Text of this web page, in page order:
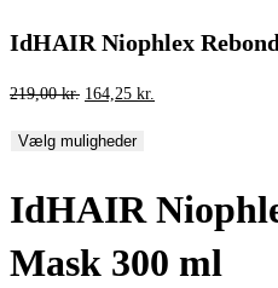
IdHAIR Niophlex
219,00kr. Den
pris
219,00 kr..
164,25 kr.
164,25 kr..
Vælg muligheder
IdHAIR
Mask 300 ml